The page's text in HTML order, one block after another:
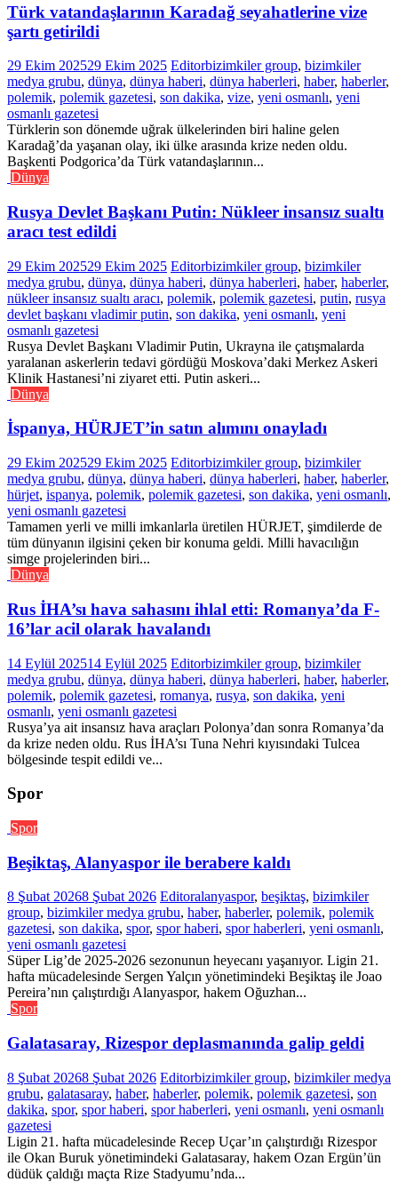
Türk vatandaşlarının Karadağ seyahatlerine vize
şartı getirildi
29 Ekim 202529 Ekim 2025 Editorbizimkiler group, bizimkiler
medya grubu, dünya, dünya haberi, dünya haberleri, haber, haberler,
polemik, polemik gazetesi, son dakika, vize, yeni osmanlı, yeni
osmanlı gazetesi
Türklerin son dönemde uğrak ülkelerinden biri haline gelen
Karadağ’da yaşanan olay, iki ülke arasında krize neden oldu.
Başkenti Podgorica’da Türk vatandaşlarının...
Dünya
Rusya Devlet Başkanı Putin: Nükleer insansız sualtı
aracı test edildi
29 Ekim 202529 Ekim 2025 Editorbizimkiler group, bizimkiler
medya grubu, dünya, dünya haberi, dünya haberleri, haber, haberler,
nükleer insansız sualtı aracı, polemik, polemik gazetesi, putin, rusya
devlet başkanı vladimir putin, son dakika, yeni osmanlı, yeni
osmanlı gazetesi
Rusya Devlet Başkanı Vladimir Putin, Ukrayna ile çatışmalarda
yaralanan askerlerin tedavi gördüğü Moskova’daki Merkez Askeri
Klinik Hastanesi’ni ziyaret etti. Putin askeri...
Dünya
İspanya, HÜRJET’in satın alımını onayladı
29 Ekim 202529 Ekim 2025 Editorbizimkiler group, bizimkiler
medya grubu, dünya, dünya haberi, dünya haberleri, haber, haberler,
hürjet, ispanya, polemik, polemik gazetesi, son dakika, yeni osmanlı,
yeni osmanlı gazetesi
Tamamen yerli ve milli imkanlarla üretilen HÜRJET, şimdilerde de
tüm dünyanın ilgisini çeken bir konuma geldi. Milli havacılığın
simge projelerinden biri...
Dünya
Rus İHA’sı hava sahasını ihlal etti: Romanya’da F-
16’lar acil olarak havalandı
14 Eylül 202514 Eylül 2025 Editorbizimkiler group, bizimkiler
medya grubu, dünya, dünya haberi, dünya haberleri, haber, haberler,
polemik, polemik gazetesi, romanya, rusya, son dakika, yeni
osmanlı, yeni osmanlı gazetesi
Rusya’ya ait insansız hava araçları Polonya’dan sonra Romanya’da
da krize neden oldu. Rus İHA’sı Tuna Nehri kıyısındaki Tulcea
bölgesinde tespit edildi ve...
Spor
Spor
Beşiktaş, Alanyaspor ile berabere kaldı
8 Şubat 20268 Şubat 2026 Editoralanyaspor, beşiktaş, bizimkiler
group, bizimkiler medya grubu, haber, haberler, polemik, polemik
gazetesi, son dakika, spor, spor haberi, spor haberleri, yeni osmanlı,
yeni osmanlı gazetesi
Süper Lig’de 2025-2026 sezonunun heyecanı yaşanıyor. Ligin 21.
hafta mücadelesinde Sergen Yalçın yönetimindeki Beşiktaş ile Joao
Pereira’nın çalıştırdığı Alanyaspor, hakem Oğuzhan...
Spor
Galatasaray, Rizespor deplasmanında galip geldi
8 Şubat 20268 Şubat 2026 Editorbizimkiler group, bizimkiler medya
grubu, galatasaray, haber, haberler, polemik, polemik gazetesi, son
dakika, spor, spor haberi, spor haberleri, yeni osmanlı, yeni osmanlı
gazetesi
Ligin 21. hafta mücadelesinde Recep Uçar’ın çalıştırdığı Rizespor
ile Okan Buruk yönetimindeki Galatasaray, hakem Ozan Ergün’ün
düdük çaldığı maçta Rize Stadyumu’nda...